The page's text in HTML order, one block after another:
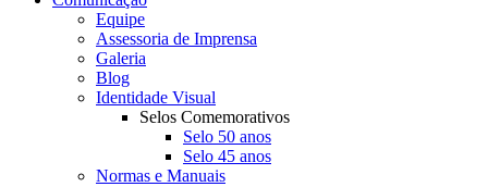
Equipe
Assessoria de Imprensa
Galeria
Blog
Identidade Visual
Selos Comemorativos
Selo 50 anos
Selo 45 anos
Normas e Manuais